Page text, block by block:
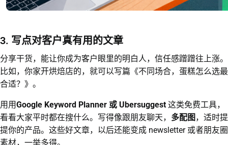
3. 写点对客户真有用的文章
分享干货，能让你成为客户眼里的明白人，信任感蹭蹭往上涨。
比如，你家开烘焙店的，就可以写篇《不同场合，蛋糕怎么选最
合适？》。
用用Google Keyword Planner 或 Ubersuggest 这类免费工具，
看看大家平时都在搜什么。写得像跟朋友聊天， 多配图 ，适时提
提你的产品。这些好文章，以后还能变成 newsletter 或者朋友圈
素材，一举多得。